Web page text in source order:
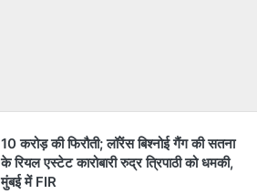
10 करोड़ की फिरौती; लॉरेंस बिश्नोई गैंग की सतना
के रियल एस्टेट कारोबारी रुद्र त्रिपाठी को धमकी,
मुंबई में FIR